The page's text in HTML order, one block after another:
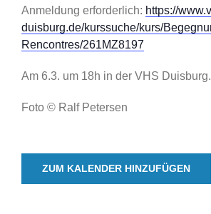
Anmeldung erforderlich: https://
duisburg.de/kurssuche/kurs/
Rencontres/261MZ8197
Am 6.3. um 18h in der VHS Duisburg.
Foto © Ralf Petersen
ZUM KALENDER HINZUFÜGEN